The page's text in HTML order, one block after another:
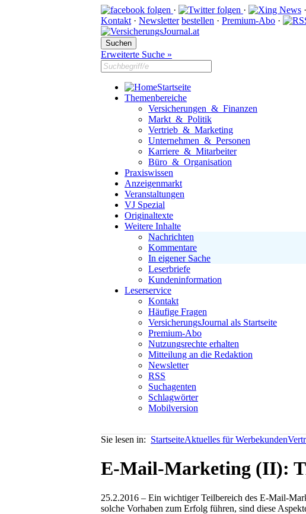
· ·
·
Kontakt · Newsletter bestellen · Premium-Abo ·
Erweiterte Suche »
Startseite
Themenbereiche
Versicherungen & Finanzen
Markt & Politik
Vertrieb & Marketing
Unternehmen & Personen
Karriere & Mitarbeiter
Büro & Organisation
Praxiswissen
Anzeigenmarkt
Veranstaltungen
VJ Spezial
Originaltexte
Weitere Inhalte
Nachrichten
Kommentare
In eigener Sache
Leserbriefe
Kundeninformation
Leserservice
Kontakt
Häufige Fragen
VersicherungsJournal als Startseite
Premium-Abo
Nutzungsrechte erhalten
Mitteilung an die Redaktion
Newsletter
RSS
Suchagenten
Schlagwörter
Mobilversion
Sie lesen in: StartseiteAktuelles für Werbekunden
E-Mail-Marketing (II):
25.2.2016 – Ein wichtiger Teilbereich des E-Mail-
solche Vorhaben zum Erfolg führen, sind diese